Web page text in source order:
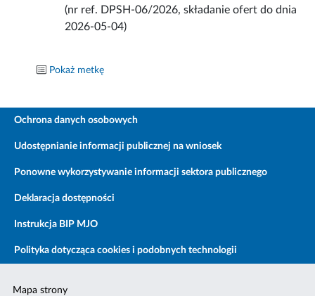
(nr ref. DPSH-06/2026, składanie ofert do dnia
2026-05-04)
Pokaż metkę
Ochrona danych osobowych
Udostępnianie informacji publicznej na wniosek
Ponowne wykorzystywanie informacji sektora publicznego
Deklaracja dostępności
Instrukcja BIP MJO
Polityka dotycząca cookies i podobnych technologii
Mapa strony